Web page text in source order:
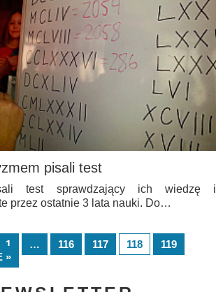
pisali test
test sprawdzający ich wiedzę i
przez ostatnie 3 lata nauki. Do…
1 … 116 117 118
119
»